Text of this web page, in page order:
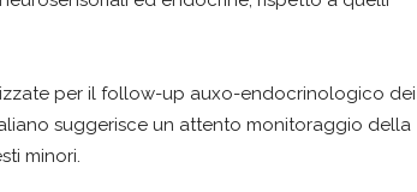
per il follow-up auxo-endocrinologico dei
suggerisce un attento monitoraggio della
minori.